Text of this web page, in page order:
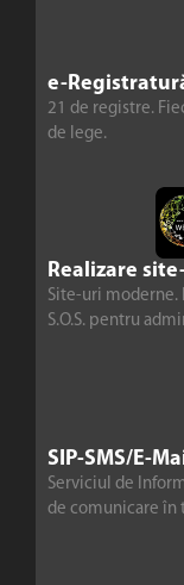
e-
21 de registre.
de lege.
Realizare
Site-uri moderne.
S.O.S. pentru
SIP-SMS/E-
Serviciul de
de comunicare în